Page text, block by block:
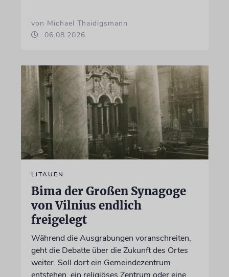
von Michael Thaidigsmann
06.08.2026
LITAUEN
Bima der Großen Synagoge
von Vilnius endlich
freigelegt
Während die Ausgrabungen voranschreiten,
geht die Debatte über die Zukunft des Ortes
weiter. Soll dort ein Gemeindezentrum
entstehen, ein religiöses Zentrum oder eine